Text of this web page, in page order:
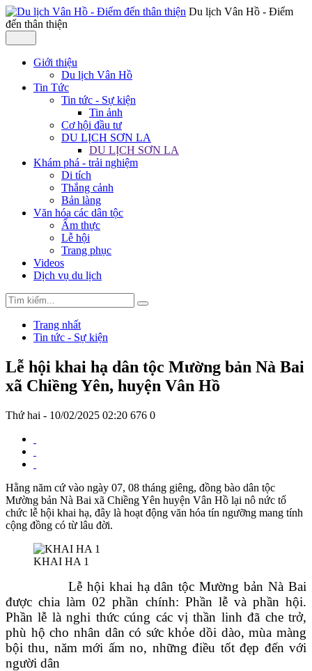
Du lịch Vân Hồ - Điểm
đến thân thiện
Giới thiệu
Du lịch Vân Hồ
Tin Tức
Tin tức - Sự kiện
Tin ảnh
Cơ hội đầu tư
DU LỊCH SƠN LA
DU LỊCH SƠN LA
Khám phá - trải nghiệm
Di tích
Thắng cảnh
Bản làng
Văn hóa các dân tộc
Ẩm thực
Lễ hội
Trang phục
Videos
Dịch vụ du lịch
Trang nhất
Tin tức - Sự kiện
Lễ hội khai hạ dân tộc Mường bản Nà Bai
xã Chiềng Yên, huyện Vân Hồ
Thứ hai - 10/02/2025 02:20 676 0
Hằng năm cứ vào ngày 07, 08 tháng giêng, đồng bào dân tộc
Mường bản Nà Bai xã Chiềng Yên huyện Vân Hồ lại nô nức tổ
chức lễ hội khai hạ, đây là hoạt động văn hóa tín ngưỡng mang tính
cộng đồng có từ lâu đời.
KHAI HA 1
Lễ hội khai hạ dân tộc Mường bản Nà Bai
được chia làm 02 phần chính: Phần lễ và phần hội.
Phần lễ là nghi thức cúng các vị thần linh đã che trở,
phù hộ cho nhân dân có sức khỏe dồi dào, mùa màng
bội thu, năm mới ấm no, những điều tốt đẹp đến với
người dân